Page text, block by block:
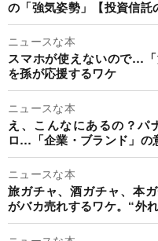
の「強気姿勢」【投資信託
ニュースな本
スマホが使えないので…
を孫が応援するワケ
ニュースな本
え、こんなにあるの？パ
ロ…「企業・ブランド」の
ニュースな本
旅ガチャ、酒ガチャ、本
がバカ売れするワケ。“外